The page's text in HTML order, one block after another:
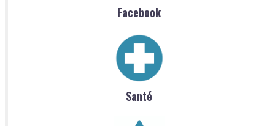
Facebook
Santé